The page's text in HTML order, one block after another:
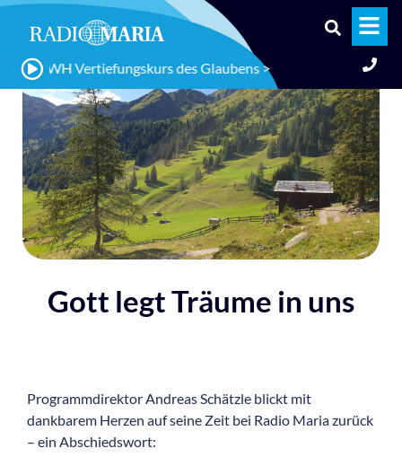
WH Vertiefungskurs des Glaubens >> "Leben in Fülle: Der
Gott legt Träume in uns
Programmdirektor Andreas Schätzle blickt mit
dankbarem Herzen auf seine Zeit bei Radio Maria zurück
– ein Abschiedswort: